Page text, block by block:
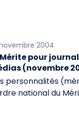
2004
Mérite pour
(novembre
personnalités
national du